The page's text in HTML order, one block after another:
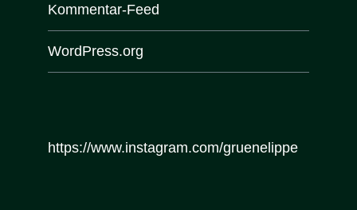
Kommentar-Feed
WordPress.org
https://www.instagram.com/gruenelippe